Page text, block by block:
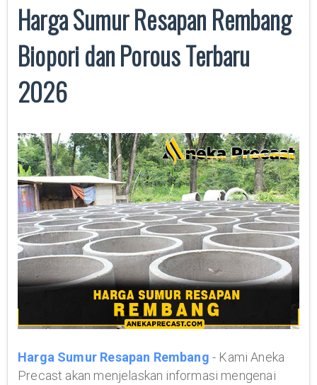
Harga Sumur Resapan Rembang
Biopori dan Porous Terbaru
2026
Harga Sumur Resapan Rembang - Kami Aneka
Precast akan menjelaskan informasi mengenai